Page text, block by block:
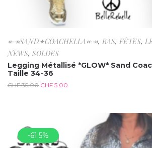
↞↠SAND✦COACHELLA↞↠, BAS, FÊTES,
NEWS, SOLDES
Legging Métallisé *GLOW* Sand
Taille 34-36
CHF35.00 CHF 5.00
-61.5%